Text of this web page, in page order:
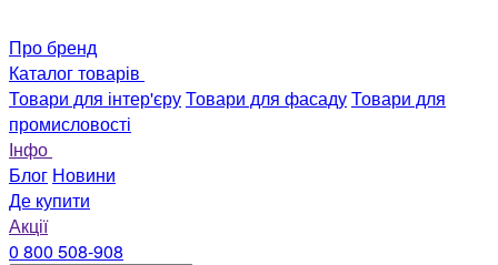
Про бренд
Каталог товарів
Товари для інтер'єруТовари для фасадуТовари для
промисловості
Інфо
Блог Новини
Де купити
Акції
0 800 508-908